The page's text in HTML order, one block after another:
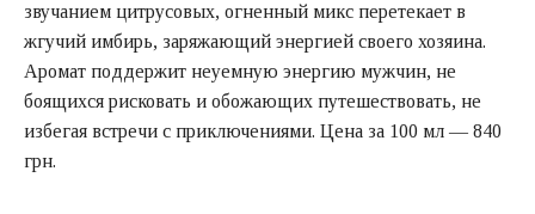
звучанием цитрусовых, огненный микс перетекает в
жгучий имбирь, заряжающий энергией своего хозяина.
Аромат поддержит неуемную энергию мужчин, не
боящихся рисковать и обожающих путешествовать, не
избегая встречи с приключениями. Цена за 100 мл — 840
грн.